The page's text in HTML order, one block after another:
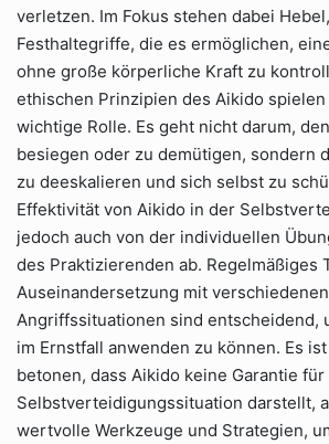
verletzen. Im Fokus stehen dabei
Festhaltegriffe, die es ermöglichen,
ohne große körperliche Kraft zu
ethischen Prinzipien des Aikido
wichtige Rolle. Es geht nicht darum,
besiegen oder zu demütigen, sondern
zu deeskalieren und sich selbst zu
Effektivität von Aikido in der
jedoch auch von der individuellen
des Praktizierenden ab. Regelmäßiges
Auseinandersetzung mit verschiedenen
Angriffssituationen sind entscheidend,
im Ernstfall anwenden zu können. Es
betonen, dass Aikido keine Garantie
Selbstverteidigungssituation darstellt,
wertvolle Werkzeuge und Strategien,